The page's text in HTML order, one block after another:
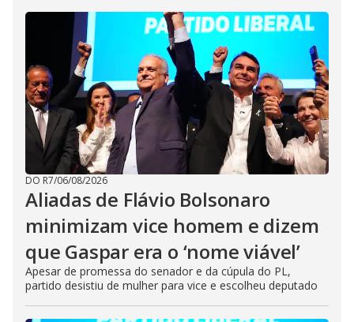
DO R7/06/08/2026
Aliadas de Flávio Bolsonaro
minimizam vice homem e dizem
que Gaspar era o ‘nome viável’
Apesar de promessa do senador e da cúpula do PL,
partido desistiu de mulher para vice e escolheu deputado